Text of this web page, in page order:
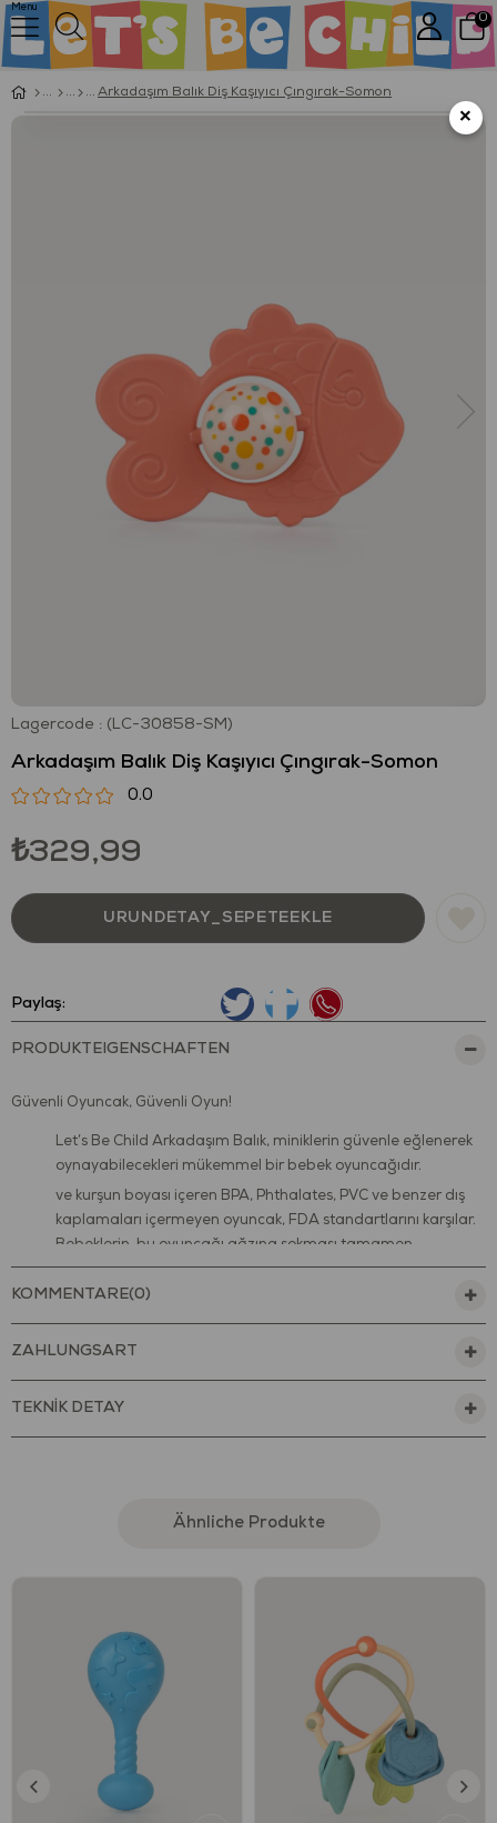
Menu
0
Arkadaşım Balık Diş Kaşıyıcı Çıngırak-Somon
Lagercode (LC-30858-SM)
Arkadaşım Balık Diş Kaşıyıcı Çıngırak-Somon
0.0
₺329,99
Paylaş:
PRODUKTEIGENSCHAFTEN
Güvenli Oyuncak, Güvenli Oyun!
Let’s Be Child Arkadaşım Balık, miniklerin güvenle eğlenerek
oynayabilecekleri mükemmel bir bebek oyuncağıdır.
ve kurşun boyası içeren BPA, Phthalates, PVC ve benzer dış
kaplamaları içermeyen oyuncak, FDA standartlarını karşılar.
Bebeklerin, bu oyuncağı ağzına sokması tamamen
güvenlidir.
Minik eller için uygun olacak şekilde tasarlanmıştır. Hafif bir
yapıya sahiptir. Keskin kenarları yoktur. Bebeğinize güvenle
teslim edebilirsiniz.
Diş kaşıyıcısının üzerinde bulunan kabarcıklar, bebeğinizin
damağına masaj yaparak bebeğinizi rahatlatır.
Çift yüzeyi sayesinde bebeğinizin diş çıkarma dönemini
gelişimini destekler.
Avrupa Birliği tarafından (EU) EN71 standartlarına
uygunluğu akredite olmuş, uluslararası test kuruluşları
tarafından test edilip onaylanmıştır.
Ürünlerin boyalarında, kesinlikle ağır metaller ve zararlı
kimyasallar bulunmamaktadır.
Kurşun ve ftalat gibi zararlı kimyasallar bulunmamaktadır.
Kesinlikle Bisphenol A (BPA) içermez.
KOMMENTARE(0)
ZAHLUNGSART
TEKNİK DETAY
Ähnliche Produkte
×